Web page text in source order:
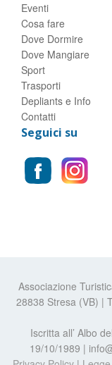
Eventi
Cosa fare
Dove Dormire
Dove Mangiare
Sport
Trasporti
Depliants e Info
Contatti
Seguici su
Associazione
28838 Stresa (VB) |
Iscritta all’ Albo
19/10/1989 |